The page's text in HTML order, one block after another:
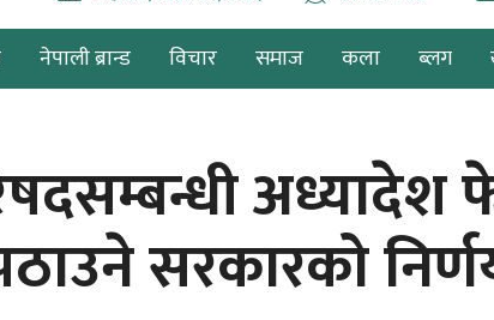
नेपाली ब्रान्ड विचार समाज कला ब्लग
अध्यादेश
पठाउने सरकारको